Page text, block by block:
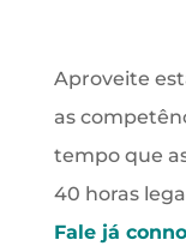
Aproveite
as
tempo que
40 horas
Fale já